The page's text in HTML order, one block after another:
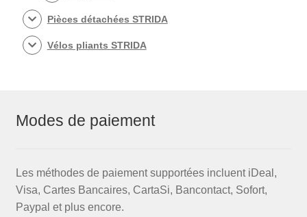
Pièces détachées STRIDA
Vélos pliants STRIDA
Modes de paiement
Les méthodes de paiement supportées incluent iDeal,
Visa, Cartes Bancaires, CartaSi, Bancontact, Sofort,
Paypal et plus encore.